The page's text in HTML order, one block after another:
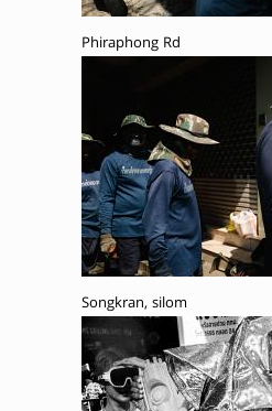
Phiraphong Rd
Songkran, silom